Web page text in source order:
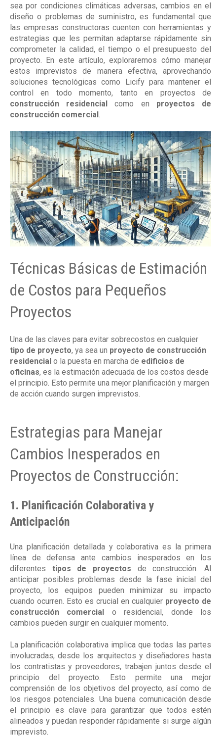
sea por condiciones climáticas adversas, cambios en el
diseño o problemas de suministro, es fundamental que
las empresas constructoras cuenten con herramientas y
estrategias que les permitan adaptarse rápidamente sin
comprometer la calidad, el tiempo o el presupuesto del
proyecto. En este artículo, exploraremos cómo manejar
estos imprevistos de manera efectiva, aprovechando
soluciones tecnológicas como Licify para mantener el
control en todo momento, tanto en proyectos de
construcción residencial como en proyectos de
construcción comercial.
Técnicas Básicas de Estimación
de Costos para Pequeños
Proyectos
Una de las claves para evitar sobrecostos en cualquier
tipo de proyecto, ya sea un proyecto de construcción
residencial o la puesta en marcha de edificios de
oficinas, es la estimación adecuada de los costos desde
el principio. Esto permite una mejor planificación y margen
de acción cuando surgen imprevistos.
Estrategias para Manejar
Cambios Inesperados en
Proyectos de Construcción:
1. Planificación Colaborativa y
Anticipación
Una planificación detallada y colaborativa es la primera
línea de defensa ante cambios inesperados en los
diferentes tipos de proyectos de construcción. Al
anticipar posibles problemas desde la fase inicial del
proyecto, los equipos pueden minimizar su impacto
cuando ocurren. Esto es crucial en cualquier proyecto de
construcción comercial o residencial, donde los
cambios pueden surgir en cualquier momento.
La planificación colaborativa implica que todas las partes
involucradas, desde los arquitectos y diseñadores hasta
los contratistas y proveedores, trabajen juntos desde el
principio del proyecto. Esto permite una mejor
comprensión de los objetivos del proyecto, así como de
los riesgos potenciales. Una buena comunicación desde
el principio es clave para garantizar que todos estén
alineados y puedan responder rápidamente si surge algún
imprevisto.